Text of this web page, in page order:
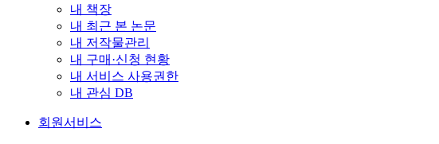
내 책장
내 최근 본 논문
내 저작물관리
내 구매·신청 현황
내 서비스 사용권한
내 관심 DB
회원서비스